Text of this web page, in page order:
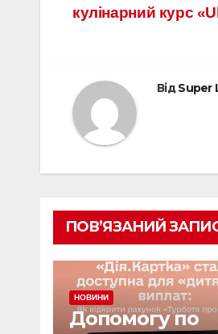
кулінарний курс
ВідSuper
ПОВ’ЯЗАНИЙ
НОВИНИ
Допомогу по